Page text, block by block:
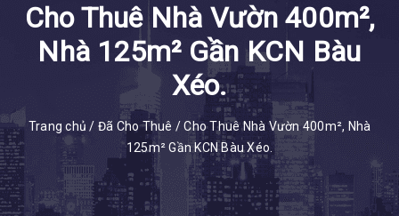
Cho Thuê Nhà Vườn 400m²,
Nhà 125m² Gần KCN Bàu
Xéo.
Trang chủ / Đã Cho Thuê /Cho Thuê Nhà Vườn 400m², Nhà
125m² Gần KCN Bàu Xéo.